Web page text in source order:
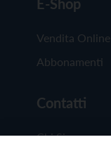
E-Shop
Vendita Online
Abbonamenti
Contatti
Chi Siamo